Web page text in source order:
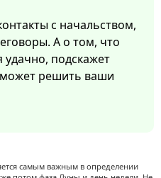
с начальством,
А о том, что
удачно, подскажет
решить ваши
самым важным в определении